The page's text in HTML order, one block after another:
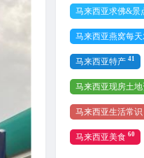
马来西亚求佛&景
马来西亚燕窝每
马来西亚特产 41
马来西亚现房土
马来西亚生活常识
马来西亚美食 60